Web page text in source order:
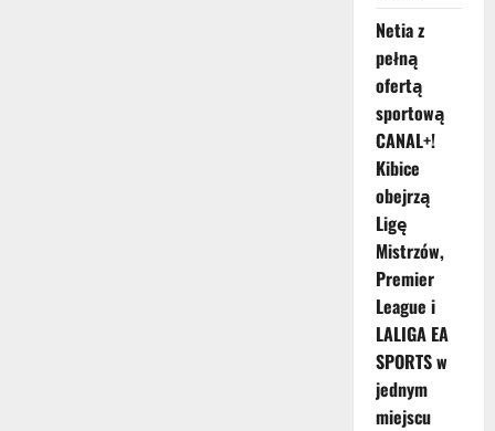
Netia z
pełną
ofertą
sportową
CANAL+!
Kibice
obejrzą
Ligę
Mistrzów,
Premier
League i
LALIGA EA
SPORTS w
jednym
miejscu